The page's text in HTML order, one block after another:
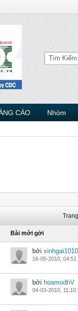
CÁO Nhóm
Trang
Bài mới gởi
bởi xinhgai1010
16-05-2010, 04:51
bởi hoamodhV
04-03-2010, 11:10